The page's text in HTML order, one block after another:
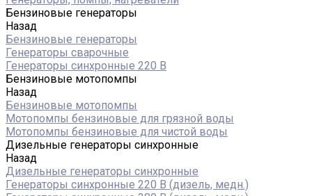
Бензиновые генераторы
Назад
Бензиновые генераторы
Генераторы сварочные
Генераторы синхронные 220 В
Бензиновые мотопомпы
Назад
Бензиновые мотопомпы
Мотопомпы бензиновые для грязной воды
Мотопомпы бензиновые для чистой воды
Дизельные генераторы синхронные
Назад
Дизельные генераторы синхронные
Генераторы синхронные 220 В (дизель, медн.)